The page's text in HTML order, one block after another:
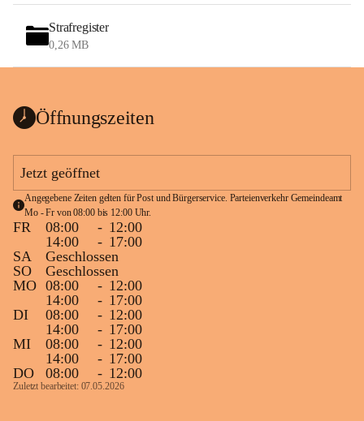
Strafregister
0,26 MB
Öffnungszeiten
Jetzt geöffnet
Angegebene Zeiten gelten für Post und Bürgerservice. Parteienverkehr Gemeindeamt
Mo - Fr von 08:00 bis 12:00 Uhr.
FR 08:00 - 12:00
14:00
- 17:00
SA
Geschlossen
SO
Geschlossen
MO 08:00 - 12:00
14:00
- 17:00
DI
08:00 - 12:00
14:00
- 17:00
MI
08:00 - 12:00
14:00
- 17:00
DO
08:00 - 12:00
Zuletzt bearbeitet: 07.05.2026